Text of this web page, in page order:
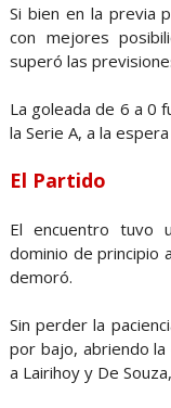
Si bien en la previa
con mejores
superó las
La goleada de 6 a 0
la Serie A, a la
El Partido
El encuentro tuvo
dominio de principio
demoró.
Sin perder la
por bajo, abriendo la
a Lairihoy y De